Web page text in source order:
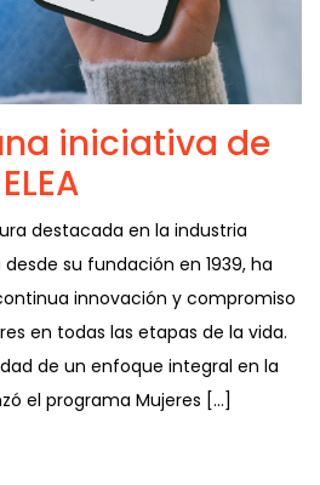
iniciativa de
destacada en la industria
su fundación en 1939, ha
innovación y compromiso
en todas las etapas de la vida.
de un enfoque integral en la
el programa Mujeres […]